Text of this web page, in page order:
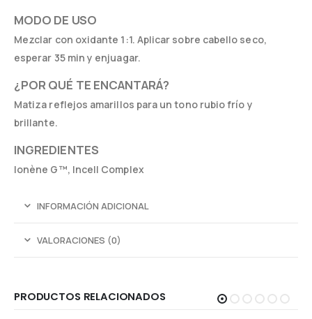
MODO DE USO
Mezclar con oxidante 1:1. Aplicar sobre cabello seco,
esperar 35 min y enjuagar.
¿POR QUÉ TE ENCANTARÁ?
Matiza reflejos amarillos para un tono rubio frío y
brillante.
INGREDIENTES
Ionène G™, Incell Complex
INFORMACIÓN ADICIONAL
VALORACIONES (0)
PRODUCTOS RELACIONADOS